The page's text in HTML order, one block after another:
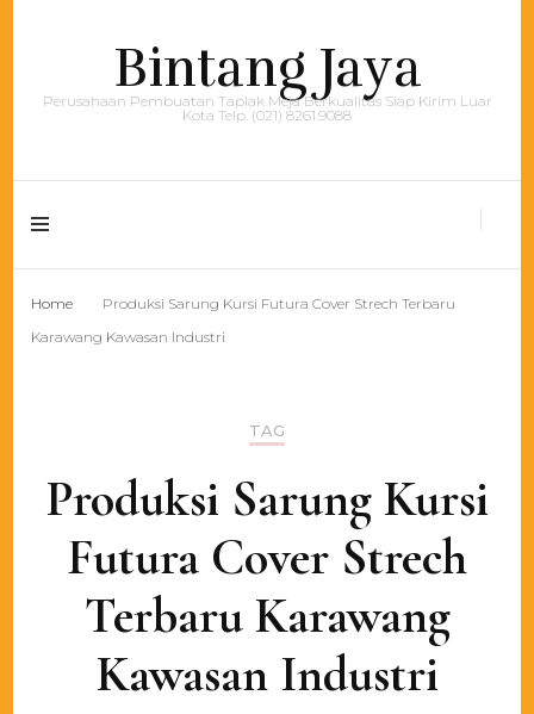
Bintang Jaya
Perusahaan Pembuatan Taplak Meja Berkualitas Siap Kirim Luar
Kota Telp. (021) 8261.9088
Home
Produksi Sarung Kursi Futura Cover Strech Terbaru
Karawang Kawasan Industri
TAG
Produksi Sarung Kursi
Futura Cover Strech
Terbaru Karawang
Kawasan Industri